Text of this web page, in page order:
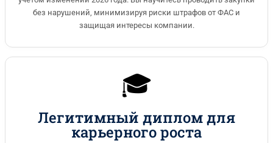
без нарушений, минимизируя риски штрафов от ФАС и
защищая интересы компании.
🎓
Легитимный диплом для
карьерного роста